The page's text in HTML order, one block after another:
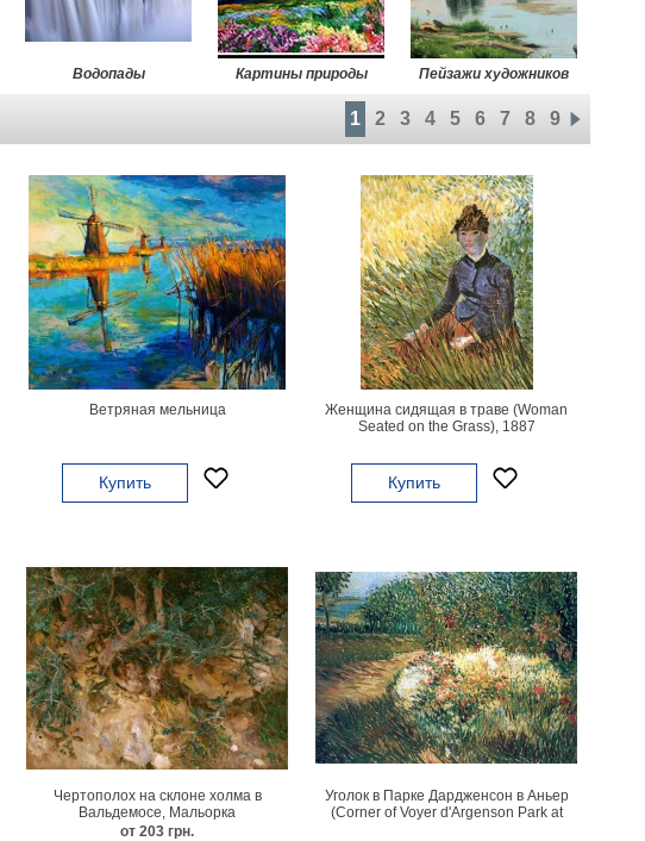
Водопады Картины природы Пейзажи художников
1 2 3 4 5 6 7 8 9
Ветряная мельница
Купить
Женщина сидящая в траве (Woman
Seated on the Grass), 1887
Купить
Чертополох на склоне холма в
Вальдемосе, Мальорка
от 203 грн.
Уголок в Парке Дардженсон в Аньер
(Corner of Voyer d'Argenson Park at